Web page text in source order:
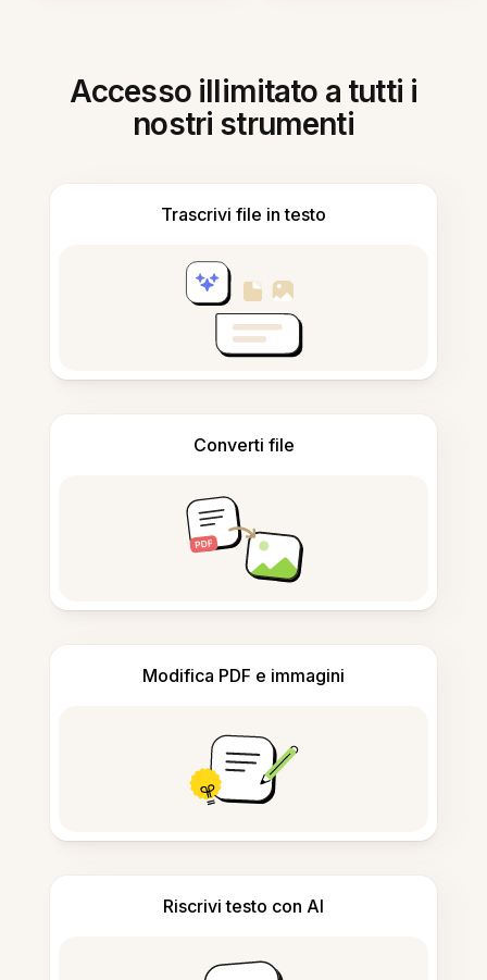
Accesso illimitato a tutti i
nostri strumenti
Trascrivi file in testo
Converti file
Modifica PDF e immagini
Riscrivi testo con AI